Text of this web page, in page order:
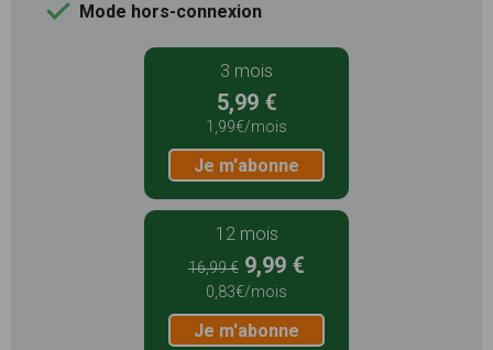
Mode hors-connexion
3 mois
5,99 €
1,99€/mois
Je m'abonne
12 mois
16,99 € 9,99 €
0,83€/mois
Je m'abonne